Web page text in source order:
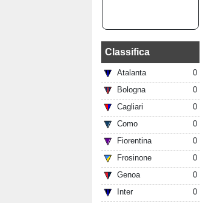
Classifica
Atalanta
0
Bologna
0
Cagliari
0
Como
0
Fiorentina
0
Frosinone
0
Genoa
0
Inter
0